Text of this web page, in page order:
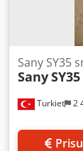
Turkiet 2
Sany SY35
Sany